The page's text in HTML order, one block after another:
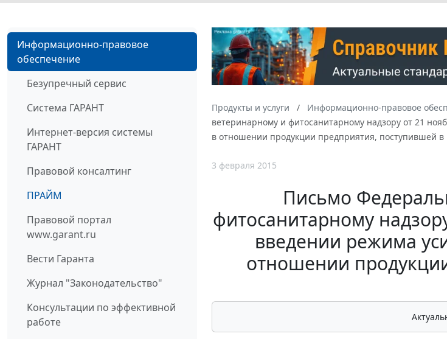
Информационно-правовое
обеспечение
Безупречный сервис
Система ГАРАНТ
Интернет-версия системы
ГАРАНТ
Правовой консалтинг
ПРАЙМ
Правовой портал
www.garant.ru
Вести Гаранта
Журнал "Законодательство"
Консультации по эффективной
работе
Продукты и услуги Информационно-правовое
ветеринарному и фитосанитарному надзору от 21
в отношении продукции предприятия, поступившей
3 февраля 2015
Письмо
фитосанитарному
введении режима
отношении